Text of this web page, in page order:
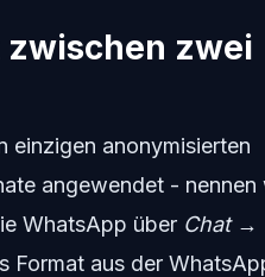
zwischen zwei
einzigen anonymisierten
angewendet - nennen
WhatsApp über Chat →
Format aus der